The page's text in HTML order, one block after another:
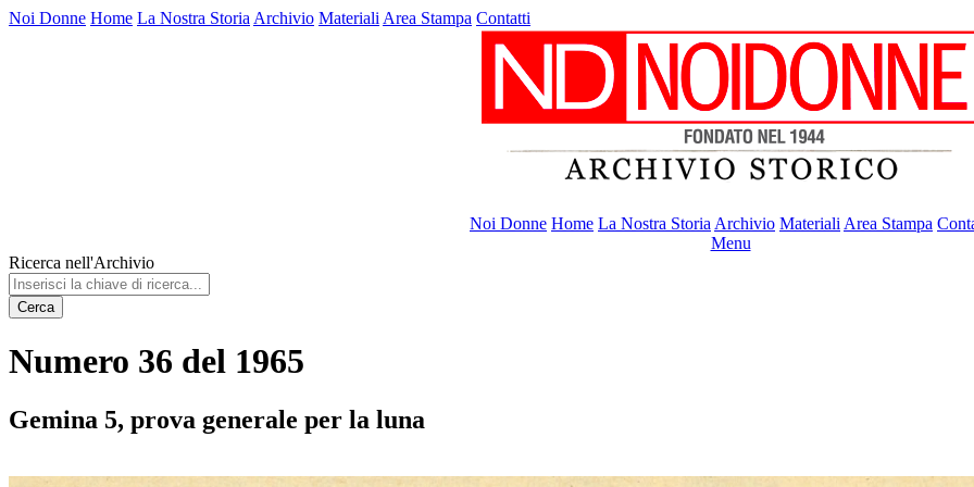
Noi Donne Home La Nostra Storia Archivio Materiali Area Stampa Contatti
Noi Donne Home La Nostra Storia Archivio Materiali Area Stampa
Menu
Ricerca nell'Archivio
Cerca
Numero 36 del 1965
Gemina 5, prova generale per la luna